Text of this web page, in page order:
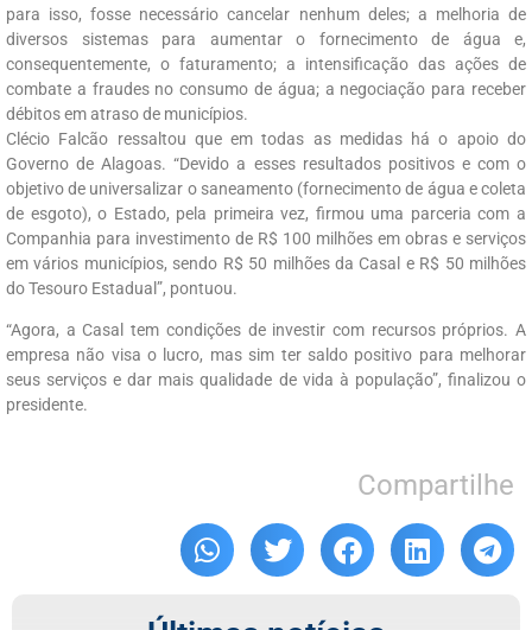
para isso, fosse necessário cancelar nenhum deles; a melhoria de
diversos sistemas para aumentar o fornecimento de água e,
consequentemente, o faturamento; a intensificação das ações de
combate a fraudes no consumo de água; a negociação para receber
débitos em atraso de municípios.
Clécio Falcão ressaltou que em todas as medidas há o apoio do
Governo de Alagoas. “Devido a esses resultados positivos e com o
objetivo de universalizar o saneamento (fornecimento de água e coleta
de esgoto), o Estado, pela primeira vez, firmou uma parceria com a
Companhia para investimento de R$ 100 milhões em obras e serviços
em vários municípios, sendo R$ 50 milhões da Casal e R$ 50 milhões
do Tesouro Estadual”, pontuou.
“Agora, a Casal tem condições de investir com recursos próprios. A
empresa não visa o lucro, mas sim ter saldo positivo para melhorar
seus serviços e dar mais qualidade de vida à população”, finalizou o
presidente.
Compartilhe